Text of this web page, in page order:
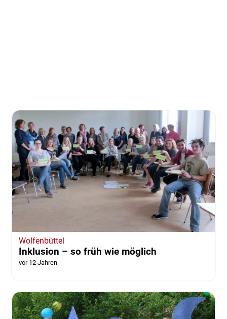
Wolfenbüttel
Inklusion – so früh wie möglich
vor 12 Jahren